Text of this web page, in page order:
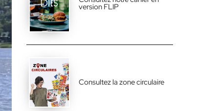
version FLIP
Consultez la zone circulaire